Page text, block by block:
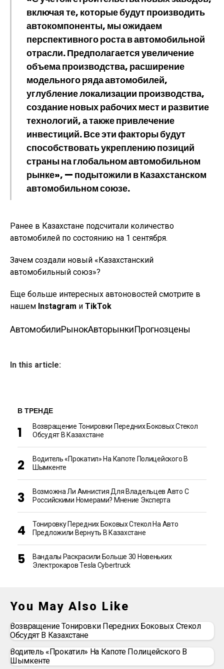
включая те, которые будут производить
автокомпоненты, мы ожидаем
перспективного роста в автомобильной
отрасли. Предполагается увеличение
объема производства, расширение
модельного ряда автомобилей,
углубление локализации производства,
создание новых рабочих мест и развитие
технологий, а также привлечение
инвестиций. Все эти факторы будут
способствовать укреплению позиций
страны на глобальном автомобильном
рынке», — подытожили в Казахстанском
автомобильном союзе.
Ранее в Казахстане подсчитали количество
автомобилей по состоянию на 1 сентября.
Зачем создали новый «Казахстанский
автомобильный союз»?
Еще больше интересных автоновостей смотрите в
нашем Instagram и TikTok
АвтомобилиРынокАвторынкиПрогнозцены
In this article:
В ТРЕНДЕ
Возвращение Тонировки Передних Боковых Стекол
Обсудят В Казахстане
Водитель «прокатил» На Капоте Полицейского В
Шымкенте
Возможна Ли Амнистия Для Владельцев Авто С
Российскими Номерами? Мнение Эксперта
Тонировку Передних Боковых Стекол На Авто
Предложили Вернуть В Казахстане
Вандалы Раскрасили Больше 30 Новеньких
Электрокаров Tesla Cybertruck
You May Also Like
Возвращение Тонировки Передних Боковых Стекол
Обсудят В Казахстане
Водитель «прокатил» На Капоте Полицейского В
Шымкенте